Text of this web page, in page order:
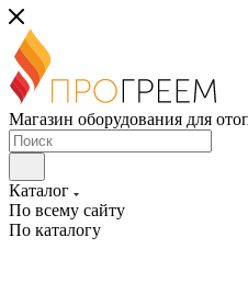
Магазин оборудования для
Каталог
По всему сайту
По каталогу